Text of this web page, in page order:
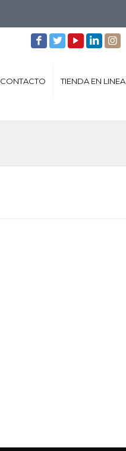
CONTACTO TIENDA EN LINEA